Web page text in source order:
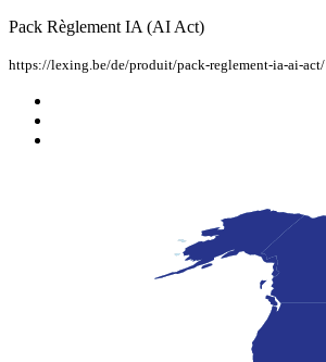
Pack Règlement IA (AI Act)
https://lexing.be/de/produit/pack-reglement-ia-ai-act/